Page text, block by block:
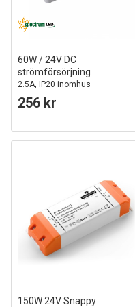
60W / 24V DC
strömförsörjning
2.5A, IP20 inomhus
256 kr
150W 24V Snappy